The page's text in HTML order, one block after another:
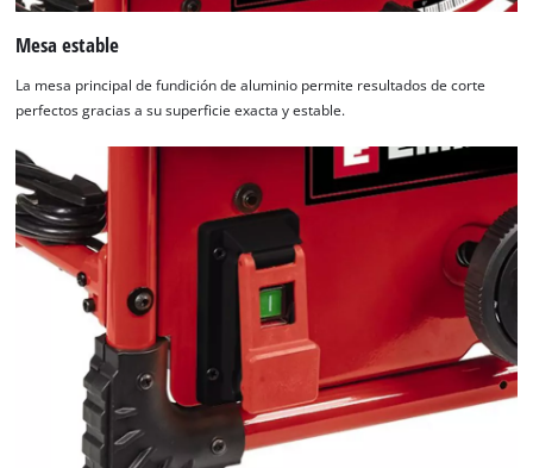
¡Necesitamos su consentimiento para
cargar el servicio Google Maps!
This content is not permitted to load due
to trackers that are not disclosed to the
visitor. The website owner needs to setup
the site with their CMP to add this content
Mesa estable
La mesa principal de fundición de aluminio permite resultados de corte
perfectos gracias a su superficie exacta y estable.